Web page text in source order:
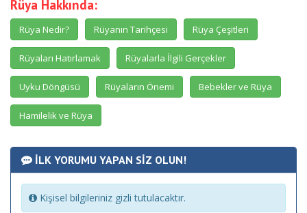
Rüya Hakkında:
Rüya Nedir? Rüyanın Tarihçesi Rüya Çeşitleri
Rüyaları Hatırlamak Rüyalarla İlgili Gerçekler
Uyku Döngüsü Rüyaların Önemi Bebekler ve Rüya
Hamilelik ve Rüya
İLK YORUMU YAPAN SİZ OLUN!
Kişisel bilgileriniz gizli tutulacaktır.